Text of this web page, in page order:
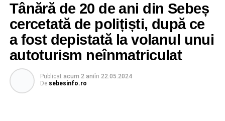
Tânără de 20 de ani din Sebeș
cercetată de polițiști, după ce
a fost depistată la volanul unui
autoturism neînmatriculat
Publicat acum 2 aniîn 22.05.2024
De sebesinfo.ro